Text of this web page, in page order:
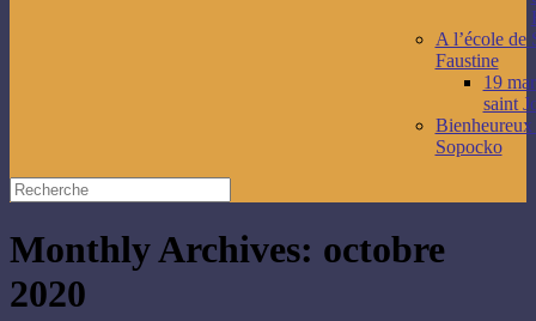
A l’école de
Faustine
19
saint
Sopocko
Monthly Archives: octobre
2020